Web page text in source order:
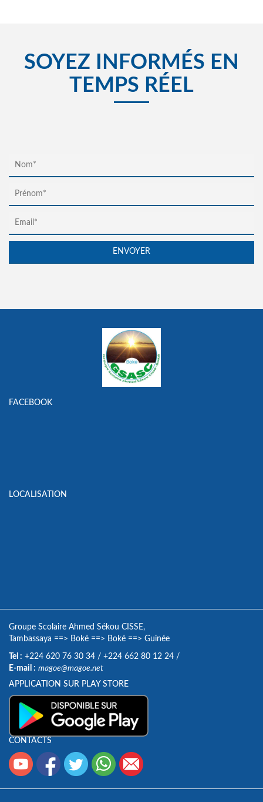
SOYEZ INFORMÉS EN
TEMPS RÉEL
FACEBOOK
LOCALISATION
Groupe Scolaire Ahmed Sékou CISSE,
Tambassaya ==> Boké ==> Boké ==> Guinée
Tel : +224 620 76 30 34 / +224 662 80 12 24 /
E-mail : magoe@magoe.net
APPLICATION SUR PLAY STORE
CONTACTS